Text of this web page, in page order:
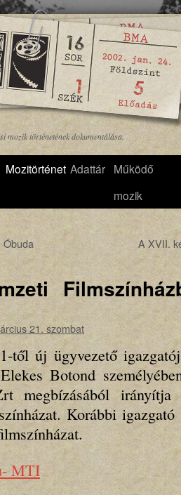
mozik történetének dokumentálása.
Mozitörténet Adattár Működő
mozik
Óbuda A XVII.
21. szombat
től új ügyvezető
Botond
megbízásából
Korábbi
MTI